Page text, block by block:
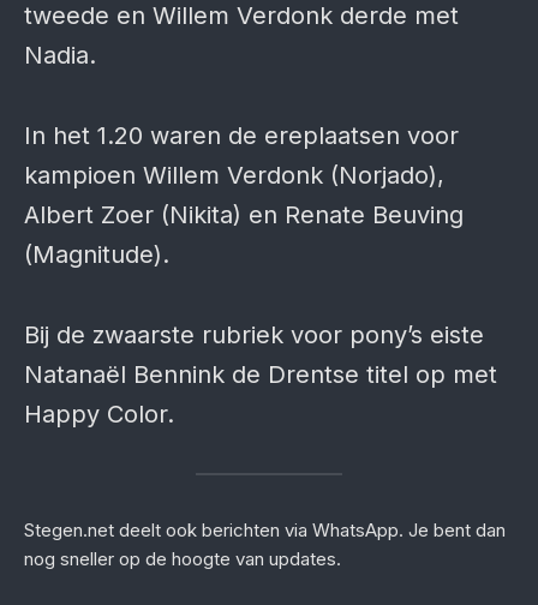
tweede en Willem Verdonk derde met
Nadia.
In het 1.20 waren de ereplaatsen voor
kampioen Willem Verdonk (Norjado),
Albert Zoer (Nikita) en Renate Beuving
(Magnitude).
Bij de zwaarste rubriek voor pony’s eiste
Natanaël Bennink de Drentse titel op met
Happy Color.
Stegen.net deelt ook berichten via WhatsApp. Je bent dan
nog sneller op de hoogte van updates.